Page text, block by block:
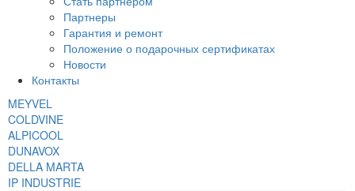
Партнеры
Гарантия и ремонт
Положение о подарочных сертификатах
Новости
Контакты
MEYVEL
COLDVINE
ALPICOOL
DUNAVOX
DELLA MARTA
IP INDUSTRIE